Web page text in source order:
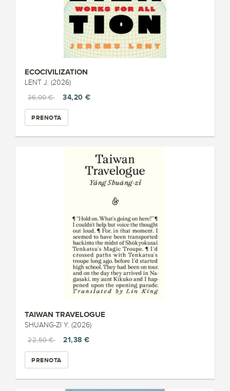
ECOCIVILIZATION
LENT J. (2026)
36,00 €
34,20 €
PRENOTA
TAIWAN TRAVELOGUE
SHUANG-ZI Y. (2026)
22,50 €
21,38 €
PRENOTA